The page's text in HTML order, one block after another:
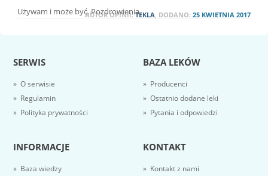
Używam i może być. Pozdrowienia.
AUTOR OPINII:TEKLA , DODANO: 25 KWIETNIA 2017
SERWIS
» O serwisie
» Regulamin
» Polityka prywatności
BAZA LEKÓW
» Producenci
» Ostatnio dodane leki
» Pytania i odpowiedzi
INFORMACJE
» Baza wiedzy
KONTAKT
» Kontakt z nami